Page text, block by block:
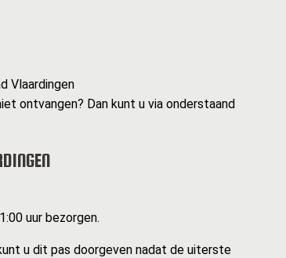
Vlaardingen
ontvangen? Dan kunt u via onderstaand
uur bezorgen.
u dit pas doorgeven nadat de uiterste